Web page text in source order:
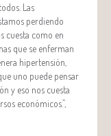
Las
perdiendo
cuesta como en
que se enferman
hipertensión,
uno puede pensar
y eso nos cuesta
económicos.”,